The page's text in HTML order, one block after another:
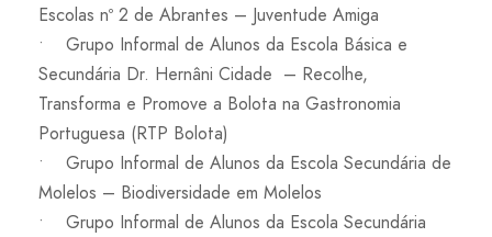
Escolas nº 2 de Abrantes – Juventude Amiga
• Grupo Informal de Alunos da Escola Básica e
Secundária Dr. Hernâni Cidade – Recolhe,
Transforma e Promove a Bolota na Gastronomia
Portuguesa (RTP Bolota)
• Grupo Informal de Alunos da Escola Secundária de
Molelos – Biodiversidade em Molelos
• Grupo Informal de Alunos da Escola Secundária